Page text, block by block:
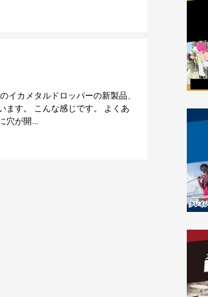
イカメタルドロッパーの新製品、
ます。 こんな感じです。 よくあ
穴が開...